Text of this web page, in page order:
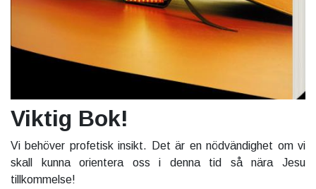
Viktig Bok!
Vi behöver profetisk insikt. Det är en nödvändighet om vi
skall kunna orientera oss i denna tid så nära Jesu
tillkommelse!